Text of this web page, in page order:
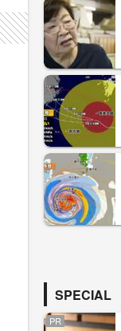
SPECIAL
PR